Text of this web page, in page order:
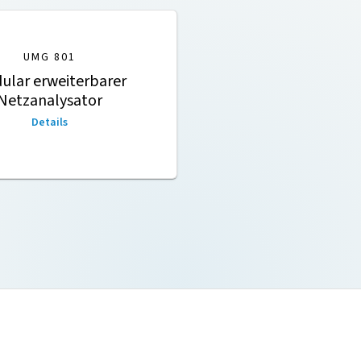
UMG 801
erweiterbarer
Details